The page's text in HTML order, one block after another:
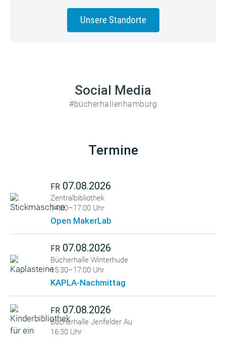
Unsere Standorte
Social Media
#bücherhallenhamburg
Termine
FR 07.08.2026
Zentralbibliothek
14:00–17:00 Uhr
Open MakerLab
FR 07.08.2026
Bücherhalle Winterhude
15:30–17:00 Uhr
KAPLA-Nachmittag
FR 07.08.2026
Bücherhalle Jenfelder Au
16:30 Uhr